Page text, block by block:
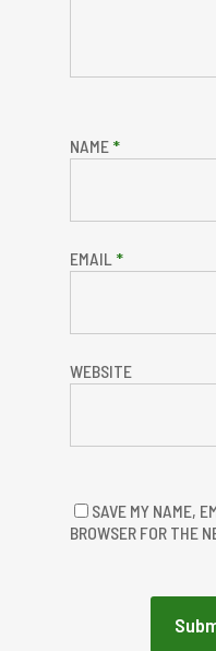
NAME *
EMAIL *
WEBSITE
SAVE MY NAME,
BROWSER FOR THE